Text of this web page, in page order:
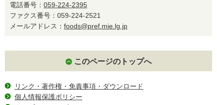
電話番号： 059-224-2395
ファクス番号：059-224-2521
メールアドレス： foods@pref.mie.lg.jp
このページのトップへ
リンク・著作権・免責事項・ダウンロード
個人情報保護ポリシー